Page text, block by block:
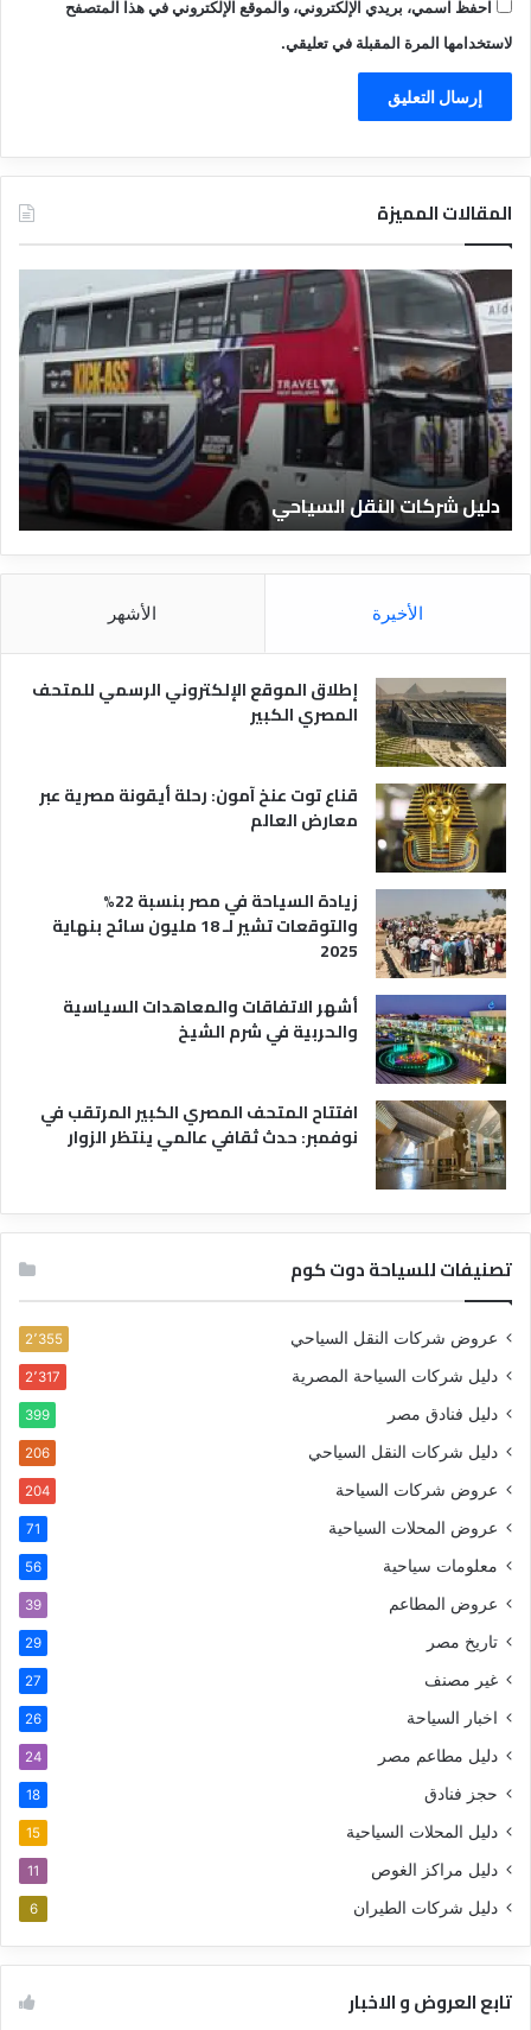
احفظ اسمي، بريدي الإلكتروني، والموقع الإلكتروني في هذا المتصفح
لاستخدامها المرة المقبلة في تعليقي.
المقالات المميزة
د
ي
ل
ا
ل
ف
ن
ا
د
ق
ا
ل
ر
ي
ة
دليل الفنادق المصرية
الأخيرة الأشهر
إطلاق الموقع الإلكتروني الرسمي للمتحف
المصري الكبير
قناع توت عنخ آمون: رحلة أيقونة مصرية عبر
معارض العالم
زيادة السياحة في مصر بنسبة 22%
والتوقعات تشير لـ 18 مليون سائح بنهاية
2025
أشهر الاتفاقات والمعاهدات السياسية
والحربية في شرم الشيخ
افتتاح المتحف المصري الكبير المرتقب في
نوفمبر: حدث ثقافي عالمي ينتظر الزوار
تصنيفات للسياحة دوت كوم
عروض شركات النقل السياحي 2٬355
دليل شركات السياحة المصرية 2٬317
دليل فنادق مصر 399
دليل شركات النقل السياحي 206
عروض شركات السياحة 204
عروض المحلات السياحية 71
معلومات سياحية 56
عروض المطاعم 39
تاريخ مصر 29
غير مصنف 27
اخبار السياحة 26
دليل مطاعم مصر 24
حجز فنادق 18
دليل المحلات السياحية 15
دليل مراكز الغوص 11
دليل شركات الطيران 6
تابع العروض و الاخبار